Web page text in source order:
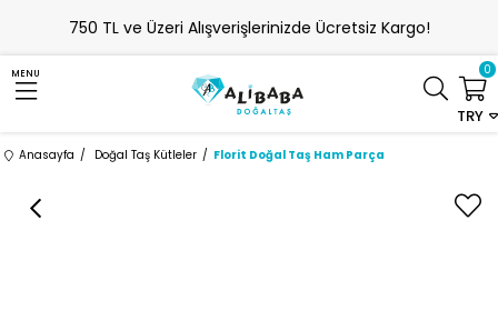
750 TL ve Üzeri Alışverişlerinizde Ücretsiz Kargo!
MENU
TRY
0
Anasayfa Doğal Taş Kütleler Florit Doğal Taş Ham Parça